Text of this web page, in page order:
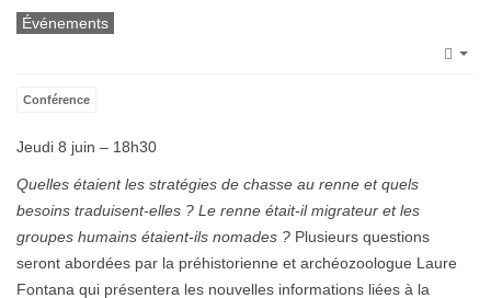
Événements
Conférence
Jeudi 8 juin – 18h30
Quelles étaient les stratégies de chasse au renne et quels
besoins traduisent-elles ? Le renne était-il migrateur et les
groupes humains étaient-ils nomades ? Plusieurs questions
seront abordées par la préhistorienne et archéozoologue Laure
Fontana qui présentera les nouvelles informations liées à la